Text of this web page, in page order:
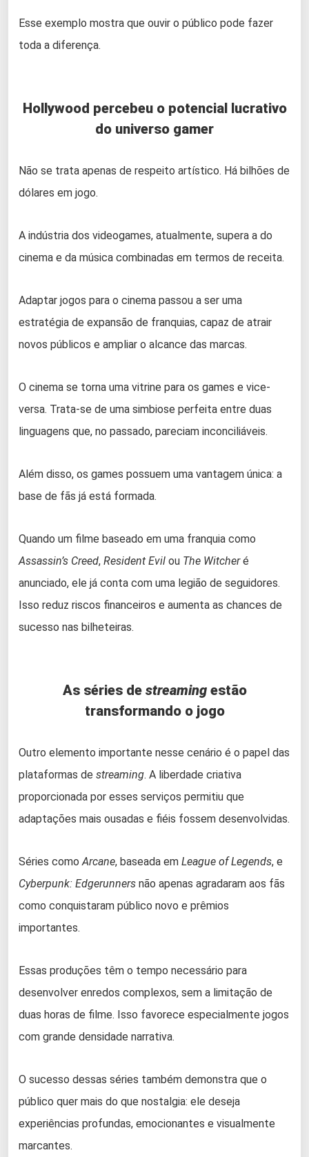
Esse exemplo mostra que ouvir o público pode fazer
toda a diferença.
Hollywood percebeu o potencial lucrativo
do universo gamer
Não se trata apenas de respeito artístico. Há bilhões de
dólares em jogo.
A indústria dos videogames, atualmente, supera a do
cinema e da música combinadas em termos de receita.
Adaptar jogos para o cinema passou a ser uma
estratégia de expansão de franquias, capaz de atrair
novos públicos e ampliar o alcance das marcas.
O cinema se torna uma vitrine para os games e vice-
versa. Trata-se de uma simbiose perfeita entre duas
linguagens que, no passado, pareciam inconciliáveis.
Além disso, os games possuem uma vantagem única: a
base de fãs já está formada.
Quando um filme baseado em uma franquia como
Assassin’s Creed, Resident Evil ou The Witcheré
anunciado, ele já conta com uma legião de seguidores.
Isso reduz riscos financeiros e aumenta as chances de
sucesso nas bilheteiras.
As séries de streamingestão
transformando o jogo
Outro elemento importante nesse cenário é o papel das
plataformas de streaming. A liberdade criativa
proporcionada por esses serviços permitiu que
adaptações mais ousadas e fiéis fossem desenvolvidas.
Séries comoArcane, baseada em League of Legends, e
Cyberpunk: Edgerunners não apenas agradaram aos fãs
como conquistaram público novo e prêmios
importantes.
Essas produções têm o tempo necessário para
desenvolver enredos complexos, sem a limitação de
duas horas de filme. Isso favorece especialmente jogos
com grande densidade narrativa.
O sucesso dessas séries também demonstra que o
público quer mais do que nostalgia: ele deseja
experiências profundas, emocionantes e visualmente
marcantes.